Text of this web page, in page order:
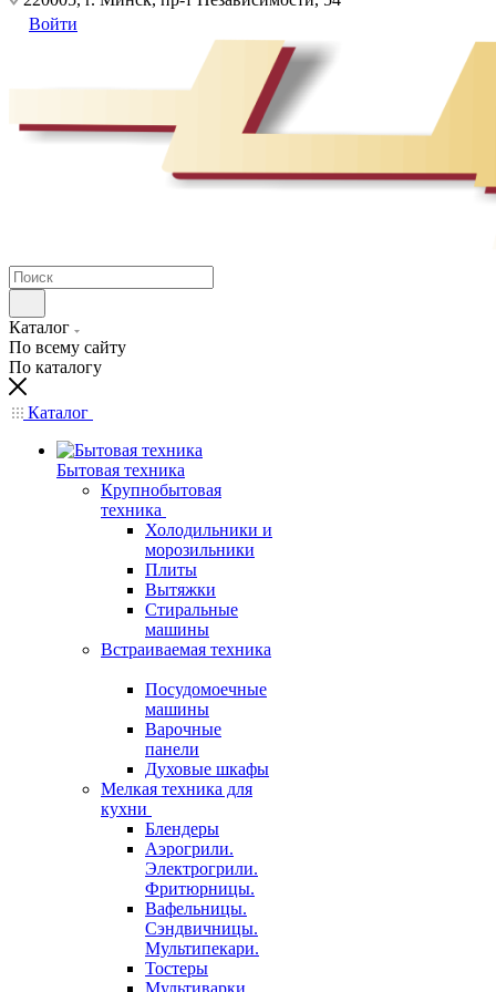
Войти
Каталог
По всему сайту
По каталогу
Каталог
Бытовая техника
Крупнобытовая
техника
Холодильники и
морозильники
Плиты
Вытяжки
Стиральные
машины
Встраиваемая техника
Посудомоечные
машины
Варочные
панели
Духовые шкафы
Мелкая техника для
кухни
Блендеры
Аэрогрили.
Электрогрили.
Фритюрницы.
Вафельницы.
Сэндвичницы.
Мультипекари.
Тостеры
Мультиварки